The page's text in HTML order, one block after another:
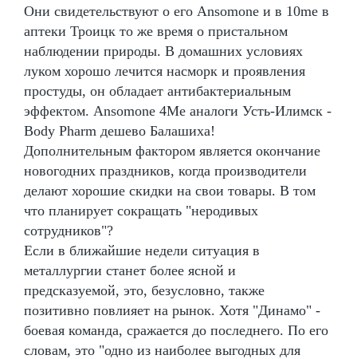
Они свидетельствуют о его Ansomone и в 10me в
аптеки Троицк то же время о пристальном
наблюдении природы. В домашних условиях
луком хорошо лечится насморк и проявления
простуды, он обладает антибактериальным
эффектом. Ansomone 4Me аналоги Усть-Илимск -
Body Pharm дешево Балашиха!
Дополнительным фактором является окончание
новогодних праздников, когда производители
делают хорошие скидки на свои товары. В том
что планирует сокращать "неродивых
сотрудников"?
Если в ближайшие недели ситуация в
металлургии станет более ясной и
предсказуемой, это, безусловно, также
позитивно повлияет на рынок. Хотя "Динамо" -
боевая команда, сражается до последнего. По его
словам, это "одно из наиболее выгодных для